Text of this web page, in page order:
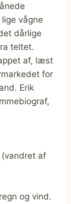
vågne
dårlige
teltet.
af, læst
for
Erik
af
og vind.